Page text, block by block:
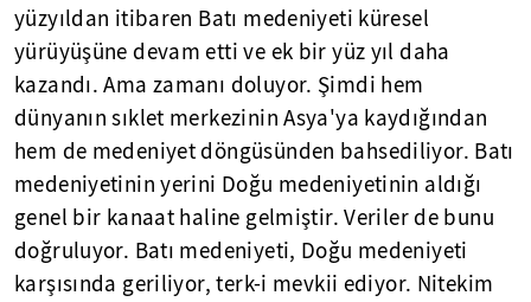
yüzyıldan itibaren Batı medeniyeti küresel
yürüyüşüne devam etti ve ek bir yüz yıl daha
kazandı. Ama zamanı doluyor. Şimdi hem
dünyanın sıklet merkezinin Asya'ya kaydığından
hem de medeniyet döngüsünden bahsediliyor. Batı
medeniyetinin yerini Doğu medeniyetinin aldığı
genel bir kanaat haline gelmiştir. Veriler de bunu
doğruluyor. Batı medeniyeti, Doğu medeniyeti
karşısında geriliyor, terk-i mevkii ediyor. Nitekim